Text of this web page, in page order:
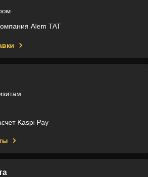
Alem TAT
Kaspi Pay